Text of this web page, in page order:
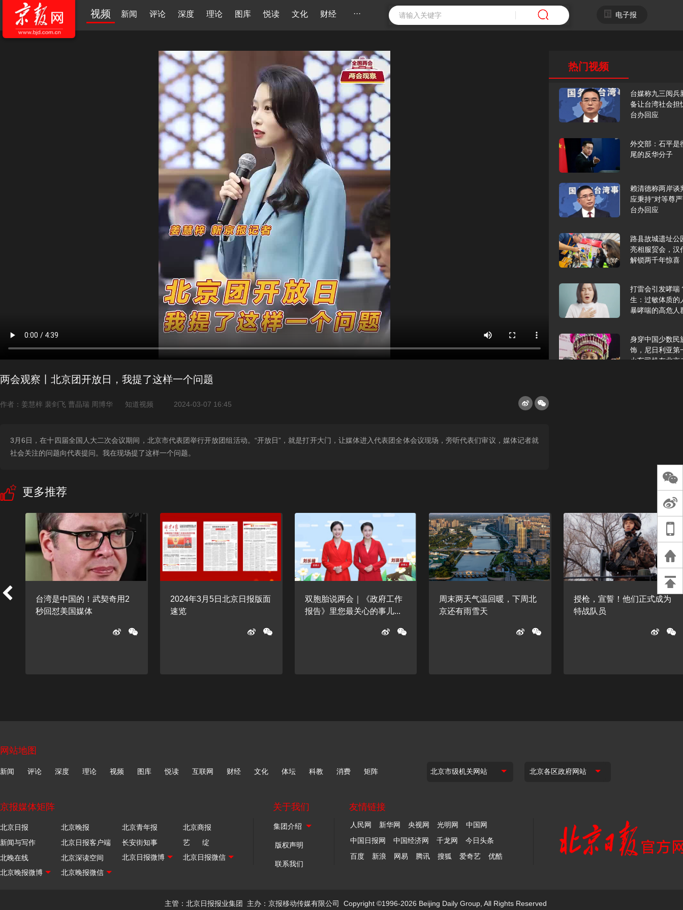
视频 新闻 评论 深度 理论 图库 悦读 文化 财经 ··· 电子报
热门视频
台媒称九三阅兵
备让台湾社会担
台办回应
外交部：石平是
尾的反华分子
赖清德称两岸谈
应秉持“对等尊
台办回应
路县故城遗址公
亮相服贸会，汉
解锁两千年惊喜
打雷会引发哮喘
生：过敏体质的
暴哮喘的高危人
身穿中国少数民
饰，尼日利亚第
火车司机在北京
谈过去 谈谈未来
天桥艺术中心一
演出，国际项目
重庆一高校学生
死，官方通报：
刑案，网传遗体
等信息不实
两会观察丨北京团开放日，我提了这样一个问题
作者：姜慧梓 裴剑飞 曹晶瑞 周博华 知道视频 2024-03-07 16:45
3月6日，在十四届全国人大二次会议期间，北京市代表团举行开放团组活动。“开放日”，就是打开大门，让媒体进入代表团全体会议现场，旁听代表们审议，媒体记者就
社会关注的问题向代表提问。我在现场提了这样一个问题。
更多推荐
台湾是中国的！武契奇用2
秒回怼美国媒体
2024年3月5日北京日报版面
速览
双胞胎说两会｜《政府工作
报告》里您最关心的事儿...
周末两天气温回暖，下周北
京还有雨雪天
授枪，宣誓！他们正式成为
特战队员
网站地图
新闻 评论 深度 理论 视频 图库 悦读 互联网 财经 文化 体坛 科教 消费 矩阵
京报媒体矩阵
北京日报 北京晚报 北京青年报
北京商报
新闻与写作
北京日报客户端 长安街知事
艺 绽
北晚在线
北京深读空间
关于我们
版权声明
联系我们
友情链接
人民网 新华网 央视网 光明网
中国网
中国日报网
中国经济网 千龙网
今日头条
百度
新浪 网易 腾讯 搜狐 爱奇艺 优酷
主管：北京日报报业集团 主办：京报移动传媒有限公司 Copyright ©1996-2026 Beijing Daily Group, All Rights Reserved